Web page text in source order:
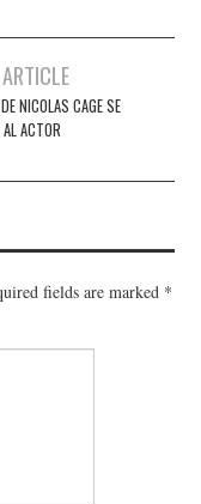
NICOLAS CAGE SE
AL ACTOR
fields are marked *